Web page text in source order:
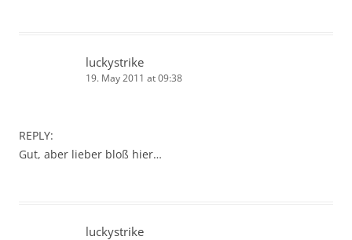
luckystrike
19. May 2011 at 09:38
REPLY:
Gut, aber lieber bloß hier…
luckystrike